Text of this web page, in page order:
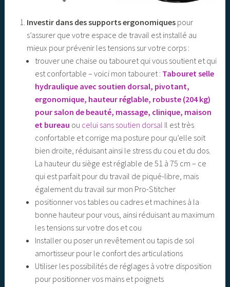
Investir dans des supports ergonomiquespour
s’assurer que votre espace de travail est installé au
mieux pour prévenir les tensions sur votre corps :
trouver une chaise ou tabouret qui vous soutient et qui
est confortable – voici mon tabouret : Tabouret selle
hydraulique avec soutien dorsal, pivotant,
ergonomique, hauteur réglable, robuste (204 kg)
pour salon de beauté, massage, clinique, maison
et bureau ou celui sans soutien dorsal Il est très
confortable et corrige ma posture pour qu’elle soit
bien droite, réduisant ainsi le stress du cou et du dos.
La hauteur du siège est réglable de 51 à 75 cm – ce
qui est parfait pour du travail de piqué-libre, mais
également du travail sur mon Pro-Stitcher
positionner vos tables ou cadres et machines à la
bonne hauteur pour vous, ainsi réduisant au maximum
les tensions sur votre dos et cou
Installer ou poser un revêtement ou tapis de sol
amortisseur pour le confort des articulations
Utiliser les possibilités de réglages à votre disposition
pour positionner vos mains et poignets